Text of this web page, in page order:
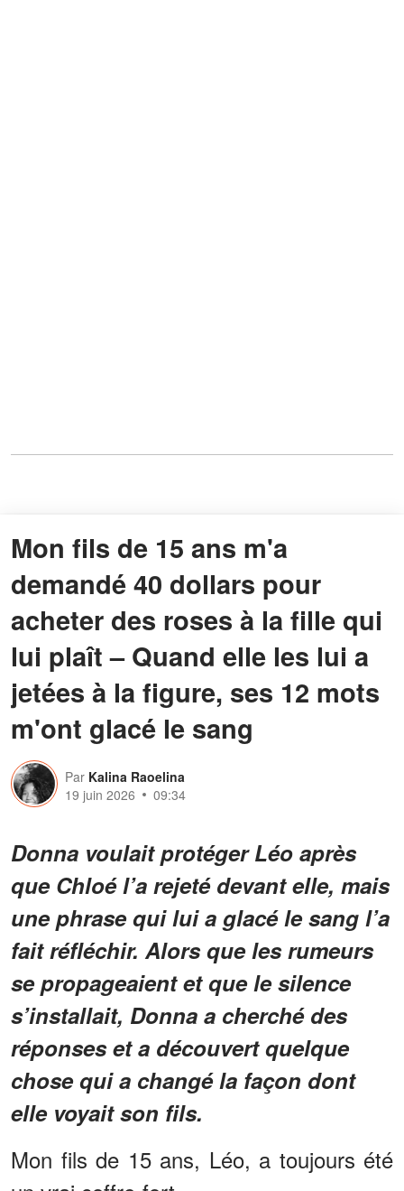
Mon fils de 15 ans m'a
demandé 40 dollars pour
acheter des roses à la fille qui
lui plaît – Quand elle les lui a
jetées à la figure, ses 12 mots
m'ont glacé le sang
Par Kalina Raoelina
19 juin 2026
09:34
Donna voulait protéger Léo après
que Chloé l’a rejeté devant elle, mais
une phrase qui lui a glacé le sang l’a
fait réfléchir. Alors que les rumeurs
se propageaient et que le silence
s’installait, Donna a cherché des
réponses et a découvert quelque
chose qui a changé la façon dont
elle voyait son fils.
Mon fils de 15 ans, Léo, a toujours été